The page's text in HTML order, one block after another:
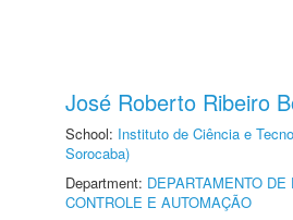
José Roberto Ribeiro
School: Instituto de Ciência e
Sorocaba)
Department: DEPARTAMENTO
CONTROLE E AUTOMAÇÃO